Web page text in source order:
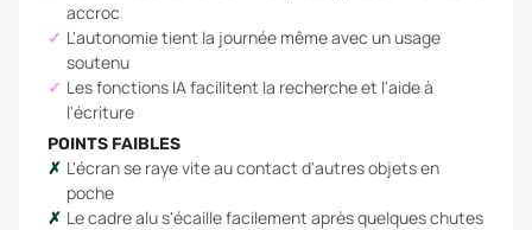
accroc
L'autonomie tient la journée même avec un usage
soutenu
Les fonctions IA facilitent la recherche et l'aide à
l'écriture
POINTS FAIBLES
L'écran se raye vite au contact d'autres objets en
poche
Le cadre alu s'écaille facilement après quelques chutes